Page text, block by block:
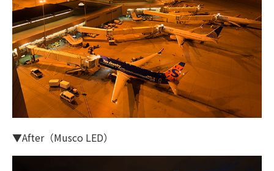
▼After（Musco LED）